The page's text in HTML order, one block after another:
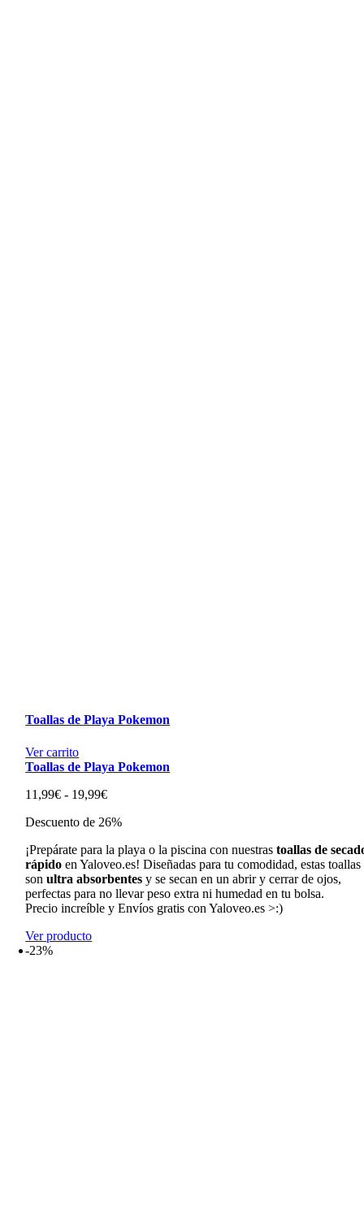
Toallas de Playa Pokemon
Ver carrito
Toallas de Playa Pokemon
11,99€ - 19,99€Rango
precios:
11,99€
hasta
19,99€
Descuento de 26%
¡Prepárate para la playa o la piscina con nuestrastoallas de
rápido en Yaloveo.es! Diseñadas para tu comodidad, estas toallas
sonultra absorbentes y se secan en un abrir y cerrar de ojos,
perfectas para no llevar peso extra ni humedad en tu bolsa.
Precio increíble y Envíos gratis con Yaloveo.es >:)
Ver producto
-23%